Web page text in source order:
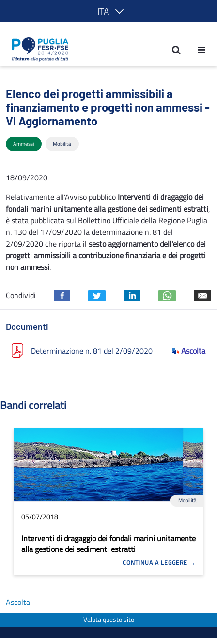
ITA
Elenco dei progetti ammissibili a
Elenco dei progetti ammissibili a
finanziamento e progetti non ammessi -
VI Aggiornamento
Ammessi Mobilità
18/09/2020
Relativamente all'Avviso pubblico Interventi di dragaggio dei
fondali marini unitamente alla gestione dei sedimenti estratti,
è stata pubblicata sul Bollettino Ufficiale della Regione Puglia
n. 130 del 17/09/2020 la determinazione n. 81 del
2/09/2020 che riporta il sesto aggiornamento dell'elenco dei
progetti ammissibili a contribuzione finanziaria e dei progetti
non ammessi.
Condividi
Documenti
Determinazione n. 81 del 2/09/2020 Ascolta
Bandi correlati
Mobilità
05/07/2018
Interventi di dragaggio dei fondali marini unitamente
alla gestione dei sedimenti estratti
CONTINUA A LEGGERE
Ascolta
Valuta questo sito